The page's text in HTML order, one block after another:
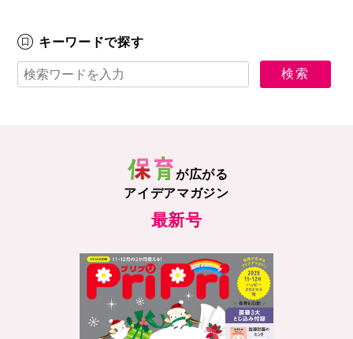
キーワードで探す
が広がる
アイデアマガジン
最新号